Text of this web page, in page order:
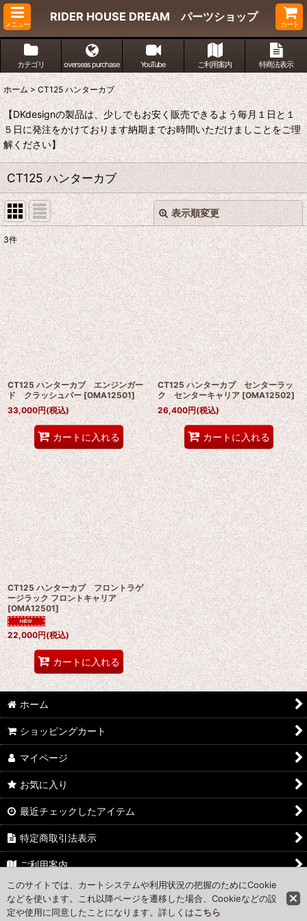
メニュー
RIDER HOUSE DREAM パーツショップ
カート
カテゴリ overseas purchase YouTube ご利用案内 特商法表示
ホーム > CT125 ハンターカブ
【DKdesignの製品は、少しでもお安く販売できるよう毎月１日と１
５日に発注をかけております納期までお時間いただけましことをご理
解ください】
CT125 ハンターカブ
表示順変更
表示数:
並び順:
絞り込む
閉じる
3件
CT125 ハンターカブ エンジンガー
ド クラッシュバー [OMA12501]
33,000円(税込)
カートに入れる
CT125 ハンターカブ センターラッ
ク センターキャリア [OMA12502]
26,400円(税込)
カートに入れる
CT125 ハンターカブ フロントラゲ
ージラック フロントキャリア
[OMA12501]
22,000円(税込)
カートに入れる
ホーム
ショッピングカート
マイページ
お気に入り
最近チェックしたアイテム
特定商取引法表示
ご利用案内
お問い合わせ
このサイトでは、カートシステムや利用状況の把握のためにCookie
などを使います。これ以降ページを遷移した場合、Cookieなどの設
定や使用に同意したことになります。詳しくはこちら